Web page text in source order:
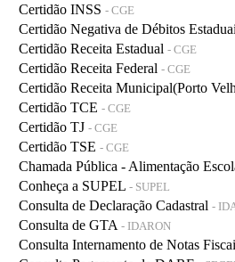
Certidão INSS - CGE
Certidão Negativa de Débitos
Certidão Receita Estadual - CGE
Certidão Receita Federal - CGE
Certidão Receita Municipal(Porto
Certidão TCE - CGE
Certidão TJ - CGE
Certidão TSE - CGE
Chamada Pública - Alimentação
Conheça a SUPEL - SUPEL
Consulta de Declaração Cadastral -
Consulta de GTA - IDARON
Consulta Internamento de Notas